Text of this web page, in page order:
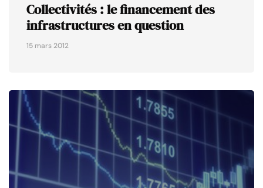
Collectivités : le financement des
infrastructures en question
15 mars 2012